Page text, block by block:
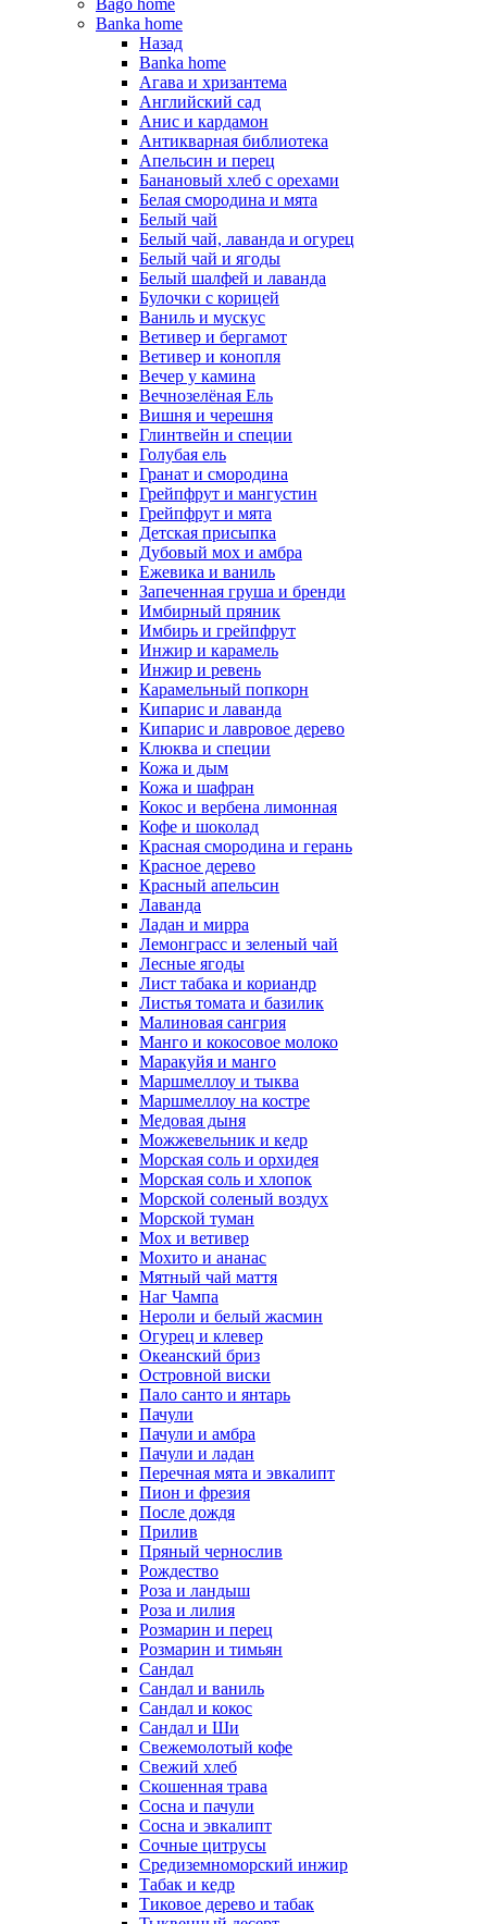
Bago home
Banka home
Назад
Banka home
Агава и хризантема
Английский сад
Анис и кардамон
Антикварная библиотека
Апельсин и перец
Банановый хлеб с орехами
Белая смородина и мята
Белый чай
Белый чай, лаванда и огурец
Белый чай и ягоды
Белый шалфей и лаванда
Булочки с корицей
Ваниль и мускус
Ветивер и бергамот
Ветивер и конопля
Вечер у камина
Вечнозелёная Ель
Вишня и черешня
Глинтвейн и специи
Голубая ель
Гранат и смородина
Грейпфрут и мангустин
Грейпфрут и мята
Детская присыпка
Дубовый мох и амбра
Ежевика и ваниль
Запеченная груша и бренди
Имбирный пряник
Имбирь и грейпфрут
Инжир и карамель
Инжир и ревень
Карамельный попкорн
Кипарис и лаванда
Кипарис и лавровое дерево
Клюква и специи
Кожа и дым
Кожа и шафран
Кокос и вербена лимонная
Кофе и шоколад
Красная смородина и герань
Красное дерево
Красный апельсин
Лаванда
Ладан и мирра
Лемонграсс и зеленый чай
Лесные ягоды
Лист табака и кориандр
Листья томата и базилик
Малиновая сангрия
Манго и кокосовое молоко
Маракуйя и манго
Маршмеллоу и тыква
Маршмеллоу на костре
Медовая дыня
Можжевельник и кедр
Морская соль и орхидея
Морская соль и хлопок
Морской соленый воздух
Морской туман
Мох и ветивер
Мохито и ананас
Мятный чай маття
Наг Чампа
Нероли и белый жасмин
Огурец и клевер
Океанский бриз
Островной виски
Пало санто и янтарь
Пачули
Пачули и амбра
Пачули и ладан
Перечная мята и эвкалипт
Пион и фрезия
После дождя
Прилив
Пряный чернослив
Рождество
Роза и ландыш
Роза и лилия
Розмарин и перец
Розмарин и тимьян
Сандал
Сандал и ваниль
Сандал и кокос
Сандал и Ши
Свежемолотый кофе
Свежий хлеб
Скошенная трава
Сосна и пачули
Сосна и эвкалипт
Сочные цитрусы
Средиземноморский инжир
Табак и кедр
Тиковое дерево и табак